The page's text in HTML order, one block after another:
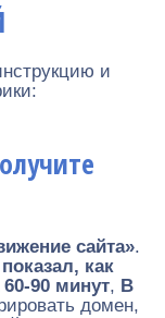
и
сайта».
как
90 минут, В
домен,